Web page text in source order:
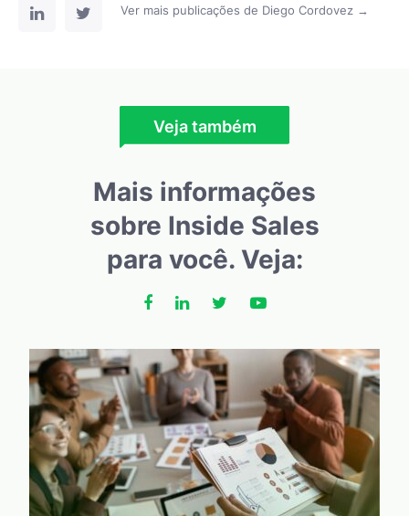
Ver mais publicações de Diego Cordovez →
Veja também
Mais informações
sobre Inside Sales
para você. Veja: